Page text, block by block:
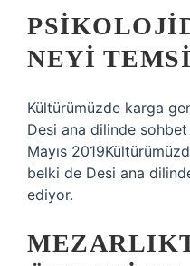
NEYI
Kültürümüzde karga
Desi ana dilinde
Mayıs
belki de Desi ana
ediyor.